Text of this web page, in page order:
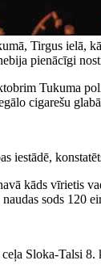
Tirgus ielā,
pienācīgi
Tukuma
cigarešu
iestādē,
kāds vīrietis
sods 120
ceļa Sloka-Talsi